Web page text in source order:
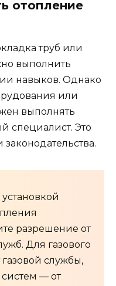
отопление
труб или
выполнить
навыков. Однако
или
выполнять
специалист. Это
разрешение от
Для газового
службы,
— от